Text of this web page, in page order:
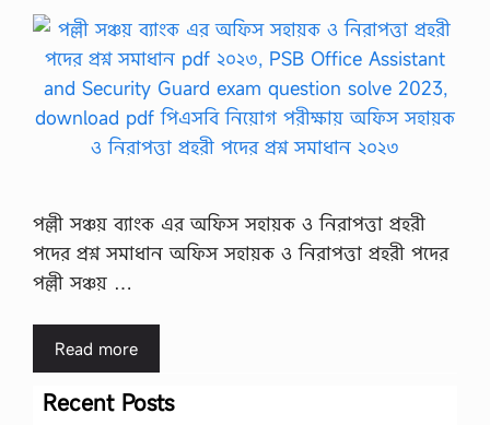
পল্লী সঞ্চয় ব্যাংক এর অফিস সহায়ক ও নিরাপত্তা প্রহরী
পদের প্রশ্ন সমাধান অফিস সহায়ক ও নিরাপত্তা প্রহরী পদের
পল্লী সঞ্চয় …
Read more
Recent Posts